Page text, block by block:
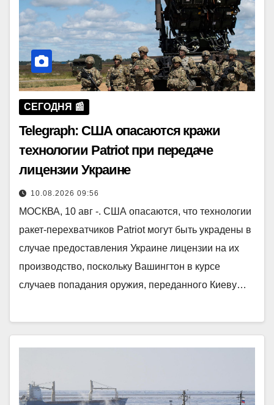
СЕГОДНЯ 📰
Telegraph: США опасаются кражи
технологии Patriot при передаче
лицензии Украине
10.08.2026 09:56
МОСКВА, 10 авг -. США опасаются, что технологии
ракет-перехватчиков Patriot могут быть украдены в
случае предоставления Украине лицензии на их
производство, поскольку Вашингтон в курсе
случаев попадания оружия, переданного Киеву…